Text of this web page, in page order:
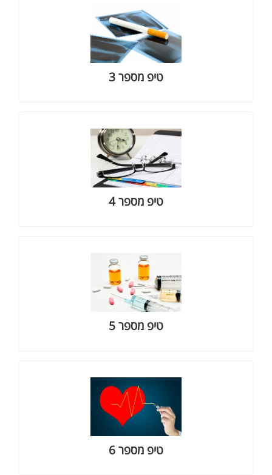
טיפ מספר 3
סטאטוס מעשנים בביטוח חיים
למאמר בהרחבה
טיפ מספר 4
כיסויים ביטוחיים בקרן הפנסיה
למאמר בהרחבה
טיפ מספר 5
ביטוח סיעודי פרטי
למאמר בהרחבה
טיפ מספר 6
ביטוח בעת גילוי מחלה קשה
למאמר בהרחבה